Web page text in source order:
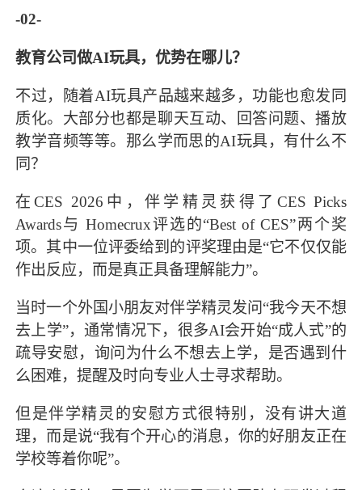
-02-
教育公司做AI玩具，优势在哪儿？
不过，随着AI玩具产品越来越多，功能也愈发同
质化。大部分也都是聊天互动、回答问题、播放
教学音频等等。那么学而思的AI玩具，有什么不
同？
在CES 2026中，伴学精灵获得了CES Picks
Awards与 Homecrux评选的“Best of CES”两个奖
项。其中一位评委给到的评奖理由是“它不仅仅能
作出反应，而是真正具备理解能力”。
当时一个外国小朋友对伴学精灵发问“我今天不想
去上学”，通常情况下，很多AI会开始“成人式”的
疏导安慰，询问为什么不想去上学，是否遇到什
么困难，提醒及时向专业人士寻求帮助。
但是伴学精灵的安慰方式很特别，没有讲大道
理，而是说“我有个开心的消息，你的好朋友正在
学校等着你呢”。